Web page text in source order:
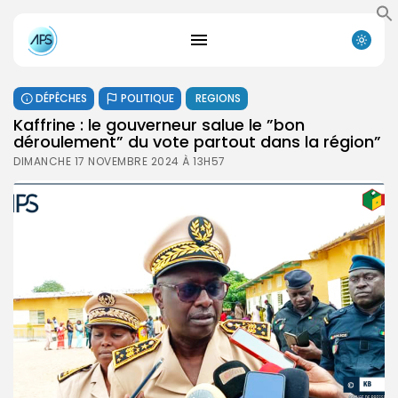
DÉPÊCHES POLITIQUE REGIONS
Kaffrine : le gouverneur salue le ”bon
déroulement” du vote partout dans la région”
DIMANCHE 17 NOVEMBRE 2024 À 13H57